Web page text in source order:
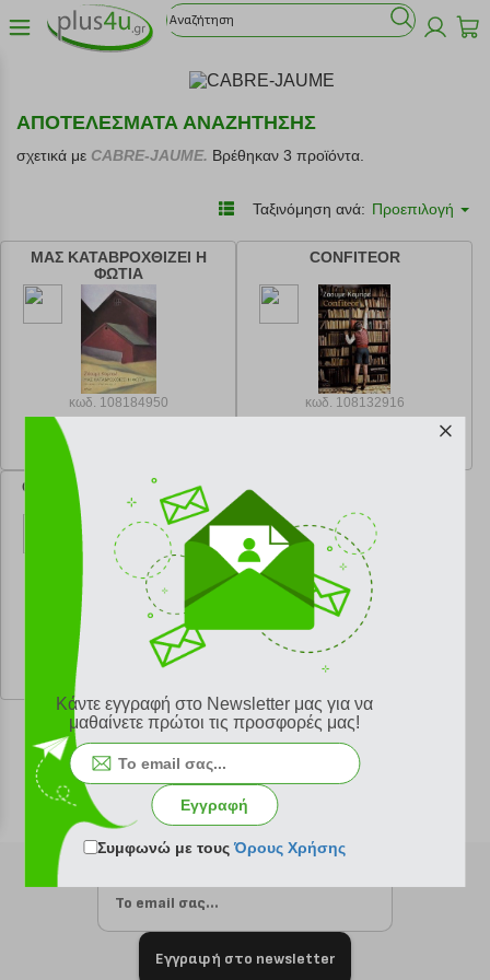
ΑΠΟΤΕΛΕΣΜΑΤΑ ΑΝΑΖΗΤΗΣΗΣ
σχετικά με CABRE-JAUME. Βρέθηκαν 3 προϊόντα.
Ταξινόμηση ανά: Προεπιλογή
ΜΑΣ ΚΑΤΑΒΡΟΧΘΙΖΕΙ Η
ΦΩΤΙΑ
κωδ. 108184950
Ελάχιστη 30 ημερών 16.00 €
Προτεινόμενη λιανική 16.00 €
CONFITEOR
κωδ. 108132916
ΟΙ ΦΩΝΕΣ ΤΟΥ ΠΟΤΑΜΟΥ
ΠΑΜΑΝΟ
κωδ. 108072325
Ελάχιστη 30 ημερών 24.51 €
Προτεινόμενη λιανική 24.51 €
Εγγραφή στο newsletter
Κάντε εγγραφή στο Newsletter μας για να
μαθαίνετε πρώτοι τις προσφορές μας!
Εγγραφή
Συμφωνώ με τουςΌρους Χρήσης